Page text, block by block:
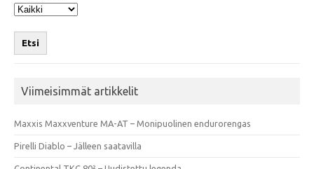
Etsi
Viimeisimmät artikkelit
Maxxis Maxxventure MA-AT – Monipuolinen endurorengas
Pirelli Diablo – Jälleen saatavilla